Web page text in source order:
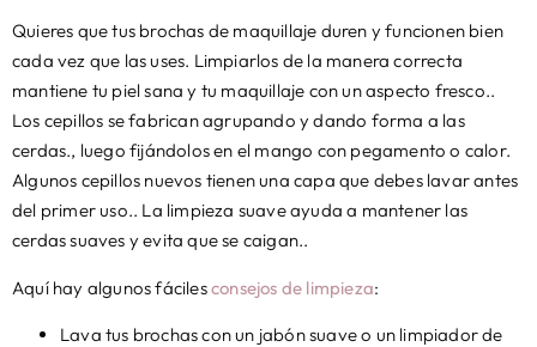
Quieres que tus brochas de maquillaje duren y funcionen bien
cada vez que las uses. Limpiarlos de la manera correcta
mantiene tu piel sana y tu maquillaje con un aspecto fresco..
Los cepillos se fabrican agrupando y dando forma a las
cerdas., luego fijándolos en el mango con pegamento o calor.
Algunos cepillos nuevos tienen una capa que debes lavar antes
del primer uso.. La limpieza suave ayuda a mantener las
cerdas suaves y evita que se caigan..
Aquí hay algunos fácilesconsejos de limpieza:
Lava tus brochas con un jabón suave o un limpiador de